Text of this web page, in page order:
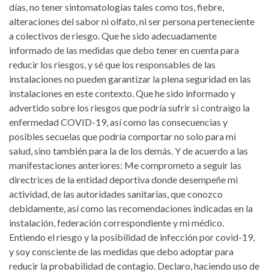
días, no tener sintomatologías tales como tos, fiebre,
alteraciones del sabor ni olfato, ni ser persona perteneciente
a colectivos de riesgo. Que he sido adecuadamente
informado de las medidas que debo tener en cuenta para
reducir los riesgos, y sé que los responsables de las
instalaciones no pueden garantizar la plena seguridad en las
instalaciones en este contexto. Que he sido informado y
advertido sobre los riesgos que podría sufrir si contraigo la
enfermedad COVID-19, así como las consecuencias y
posibles secuelas que podría comportar no solo para mi
salud, sino también para la de los demás. Y de acuerdo a las
manifestaciones anteriores: Me comprometo a seguir las
directrices de la entidad deportiva donde desempeñe mi
actividad, de las autoridades sanitarias, que conozco
debidamente, así como las recomendaciones indicadas en la
instalación, federación correspondiente y mi médico.
Entiendo el riesgo y la posibilidad de infección por covid-19,
y soy consciente de las medidas que debo adoptar para
reducir la probabilidad de contagio. Declaro, haciendo uso de